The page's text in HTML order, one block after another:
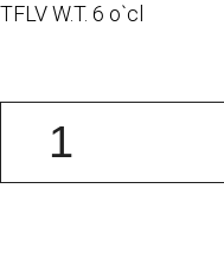
TFLV W.T. 6 o`cl